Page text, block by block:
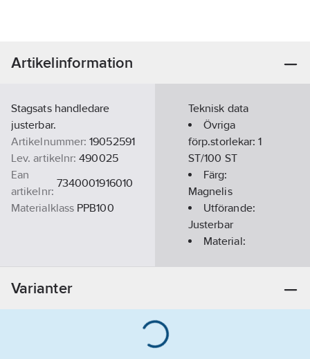
Artikelinformation
Stagsats handledare
justerbar.
Artikelnummer: 19052591
Lev. artikelnr: 490025
Ean
artikelnr:
7340001916010
Materialklass PPB100
Teknisk data
Övriga
förp.storlekar:1
ST/100 ST
Färg:
Magnelis
Utförande:
Justerbar
Material:
Varianter